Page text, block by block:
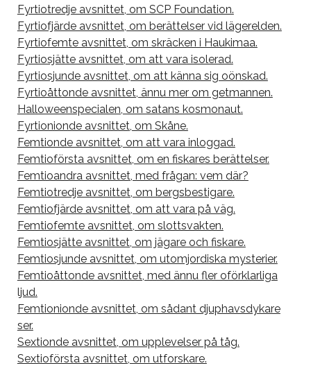
Fyrtiotredje avsnittet, om SCP Foundation.
Fyrtiofjärde avsnittet, om berättelser vid lägerelden.
Fyrtiofemte avsnittet, om skräcken i Haukimaa.
Fyrtiosjätte avsnittet, om att vara isolerad.
Fyrtiosjunde avsnittet, om att känna sig oönskad.
Fyrtioåttonde avsnittet, ännu mer om getmannen.
Halloweenspecialen, om satans kosmonaut.
Fyrtionionde avsnittet, om Skåne.
Femtionde avsnittet, om att vara inloggad.
Femtioförsta avsnittet, om en fiskares berättelser.
Femtioandra avsnittet, med frågan: vem där?
Femtiotredje avsnittet, om bergsbestigare.
Femtiofjärde avsnittet, om att vara på väg.
Femtiofemte avsnittet, om slottsvakten.
Femtiosjätte avsnittet, om jägare och fiskare.
Femtiosjunde avsnittet, om utomjordiska mysterier.
Femtioåttonde avsnittet, med ännu fler oförklarliga
ljud.
Femtionionde avsnittet, om sådant djuphavsdykare
ser.
Sextionde avsnittet, om upplevelser på tåg.
Sextioförsta avsnittet, om utforskare.